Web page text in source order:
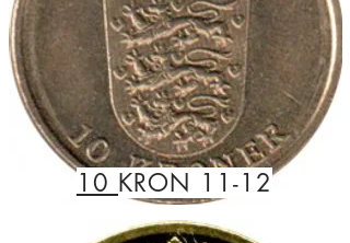
10 KRON 11-12